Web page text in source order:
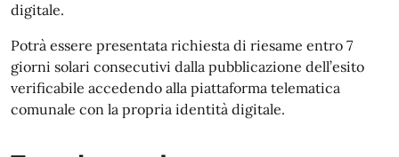
digitale.
Potrà essere presentata richiesta di riesame entro 7
giorni solari consecutivi dalla pubblicazione dell’esito
verificabile accedendo alla piattaforma telematica
comunale con la propria identità digitale.